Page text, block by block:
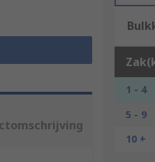
1 - 4
5 - 9
10 +